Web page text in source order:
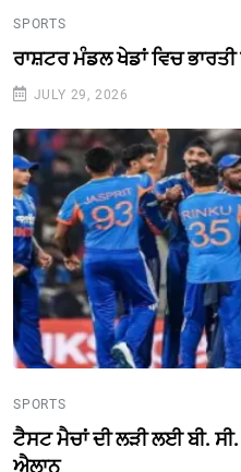
SPORTS
ਰਾਸ਼ਟਰ ਮੰਡਲ ਖੇਡਾਂ ਵਿਚ
JULY 29, 2026
SPORTS
ਟੈਸਟ ਮੈਚਾਂ ਦੀ ਲੜੀ ਲਈ ਬੀ.
ਐਲਾਨ